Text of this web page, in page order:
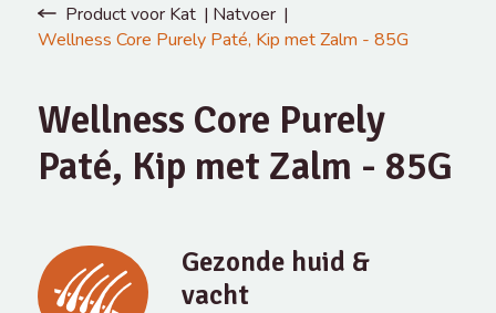
Product voor Kat
Natvoer
Wellness Core Purely Paté, Kip met Zalm - 85G
Wellness Core Purely
Paté, Kip met Zalm - 85G
Gezonde huid &
vacht